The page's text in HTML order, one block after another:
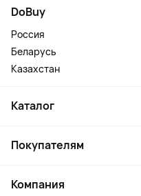
DoBuy
Россия
Беларусь
Казахстан
Каталог
Ноутбуки, мониторы, VR
Косметика и уход
Покупателям
Как заказать
Компания